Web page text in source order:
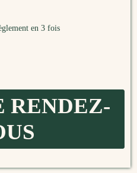
en 3 fois
RENDEZ-